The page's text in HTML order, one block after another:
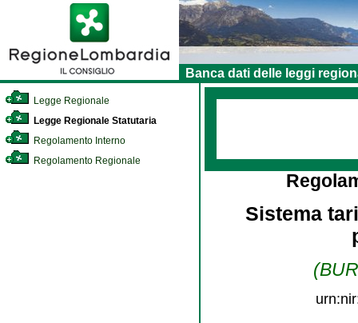
Banca dati delle leggi
Legge Regionale
Legge Regionale Statutaria
Regolamento Interno
Regolamento Regionale
Sistema